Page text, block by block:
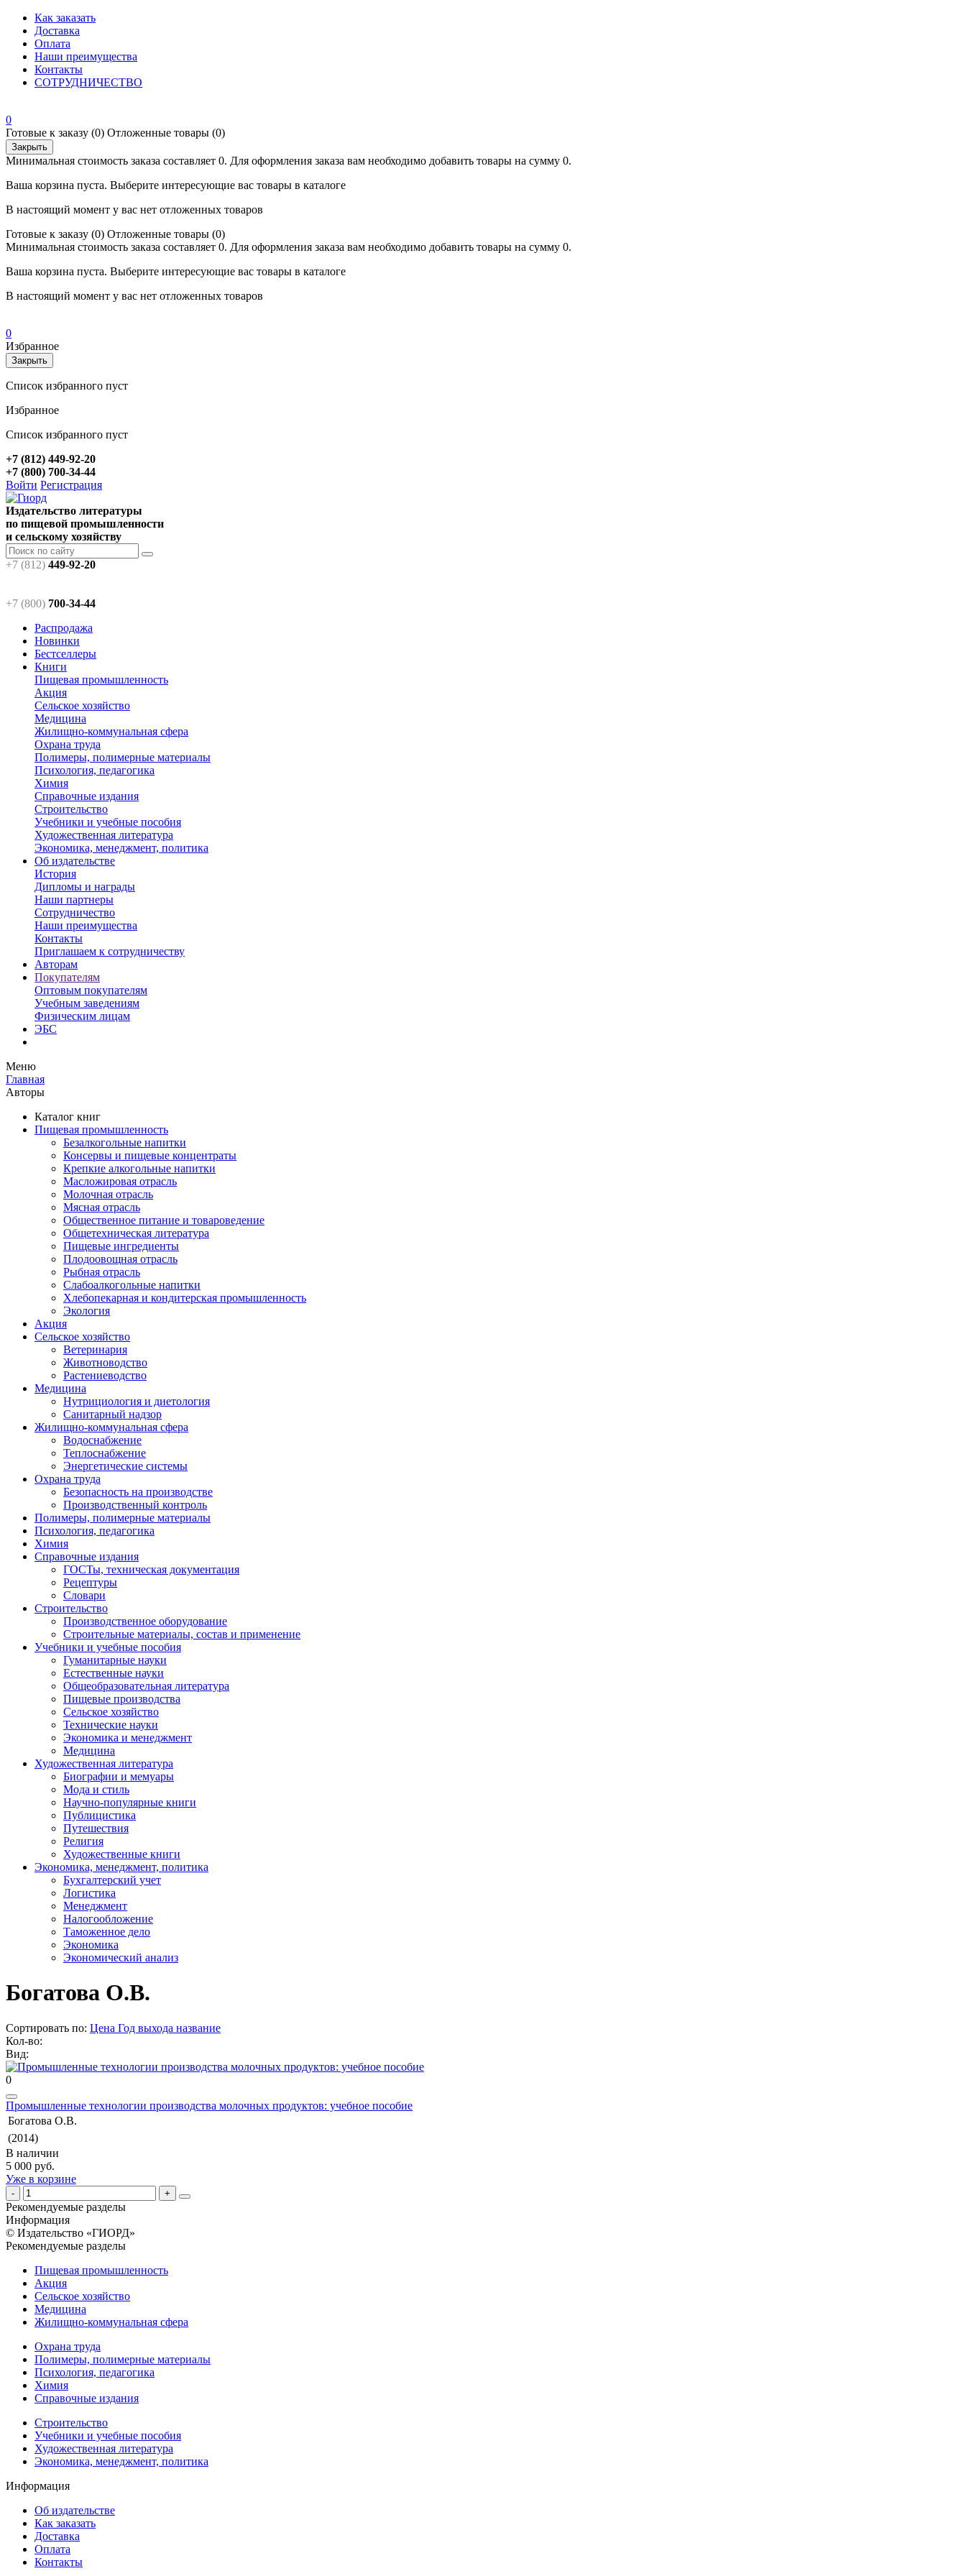
Как заказать
Доставка
Оплата
Наши преимущества
Контакты
СОТРУДНИЧЕСТВО
0
Готовые к заказу (0) Отложенные товары (0)
Закрыть
Минимальная стоимость заказа составляет 0. Для оформления заказа вам необходимо добавить товары на сумму 0.
Ваша корзина пуста. Выберите интересующие вас товары в каталоге
В настоящий момент у вас нет отложенных товаров
Готовые к заказу (0) Отложенные товары (0)
Минимальная стоимость заказа составляет 0. Для оформления заказа вам необходимо добавить товары на сумму 0.
Ваша корзина пуста. Выберите интересующие вас товары в каталоге
В настоящий момент у вас нет отложенных товаров
0
Избранное
Закрыть
Список избранного пуст
Избранное
Список избранного пуст
+7 (812) 449-92-20
+7 (800) 700-34-44
Войти Регистрация
Издательство литературы
по пищевой промышленности
и сельскому хозяйству
+7 (812) 449-92-20
+7 (800) 700-34-44
Распродажа
Новинки
Бестселлеры
Книги
Пищевая промышленность
Акция
Сельское хозяйство
Медицина
Жилищно-коммунальная сфера
Охрана труда
Полимеры, полимерные материалы
Психология, педагогика
Химия
Справочные издания
Строительство
Учебники и учебные пособия
Художественная литература
Экономика, менеджмент, политика
Об издательстве
История
Дипломы и награды
Наши партнеры
Сотрудничество
Наши преимущества
Контакты
Приглашаем к сотрудничеству
Авторам
Покупателям
Оптовым покупателям
Учебным заведениям
Физическим лицам
ЭБС
Меню
Главная
Авторы
Каталог книг
Пищевая промышленность
Безалкогольные напитки
Консервы и пищевые концентраты
Крепкие алкогольные напитки
Масложировая отрасль
Молочная отрасль
Мясная отрасль
Общественное питание и товароведение
Общетехническая литература
Пищевые ингредиенты
Плодоовощная отрасль
Рыбная отрасль
Слабоалкогольные напитки
Хлебопекарная и кондитерская промышленность
Экология
Акция
Сельское хозяйство
Ветеринария
Животноводство
Растениеводство
Медицина
Нутрициология и диетология
Санитарный надзор
Жилищно-коммунальная сфера
Водоснабжение
Теплоснабжение
Энергетические системы
Охрана труда
Безопасность на производстве
Производственный контроль
Полимеры, полимерные материалы
Психология, педагогика
Химия
Справочные издания
ГОСТы, техническая документация
Рецептуры
Словари
Строительство
Производственное оборудование
Строительные материалы, состав и применение
Учебники и учебные пособия
Гуманитарные науки
Естественные науки
Общеобразовательная литература
Пищевые производства
Сельское хозяйство
Технические науки
Экономика и менеджмент
Медицина
Художественная литература
Биографии и мемуары
Мода и стиль
Научно-популярные книги
Публицистика
Путешествия
Религия
Художественные книги
Экономика, менеджмент, политика
Бухгалтерский учет
Логистика
Менеджмент
Налогообложение
Таможенное дело
Экономика
Экономический анализ
Богатова О.В.
Сортировать по: Цена Год выхода название
Кол-во:
Вид:
0
Промышленные технологии производства молочных продуктов: учебное пособие
Богатова О.В.
(2014)
В наличии
5 000 руб.
Уже в корзине
Рекомендуемые разделы
Информация
© Издательство «ГИОРД»
Рекомендуемые разделы
Пищевая промышленность
Акция
Сельское хозяйство
Медицина
Жилищно-коммунальная сфера
Охрана труда
Полимеры, полимерные материалы
Психология, педагогика
Химия
Справочные издания
Строительство
Учебники и учебные пособия
Художественная литература
Экономика, менеджмент, политика
Информация
Об издательстве
Как заказать
Доставка
Оплата
Контакты